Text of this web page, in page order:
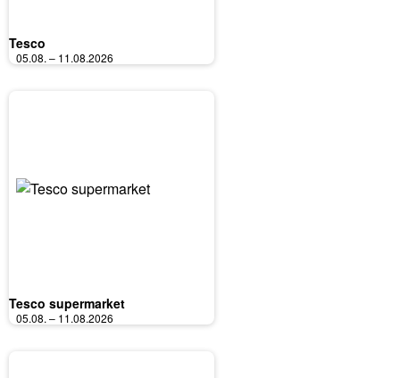
Tesco
05.08. – 11.08.2026
Tesco supermarket
05.08. – 11.08.2026